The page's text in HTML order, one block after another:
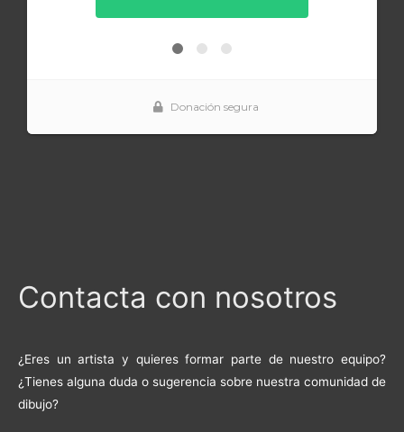
Contacta con nosotros
¿Eres un artista y quieres formar parte de nuestro equipo?
¿Tienes alguna duda o sugerencia sobre nuestra comunidad de
dibujo?